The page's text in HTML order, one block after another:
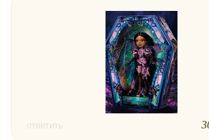
ответить